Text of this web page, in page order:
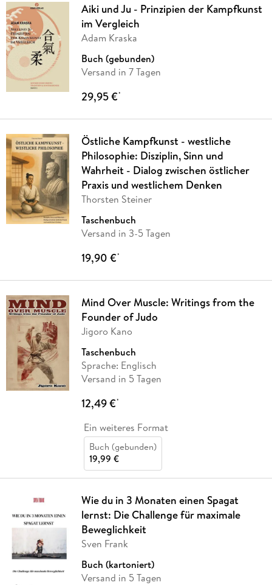
Aiki und Ju - Prinzipien der Kampfkunst
im Vergleich
Adam Kraska
Buch (gebunden)
Versand in 7 Tagen
29,95 €*
Östliche Kampfkunst - westliche
Philosophie: Disziplin, Sinn und
Wahrheit - Dialog zwischen östlicher
Praxis und westlichem Denken
Thorsten Steiner
Taschenbuch
Versand in 3-5 Tagen
19,90 €*
Mind Over Muscle: Writings from the
Founder of Judo
Jigoro Kano
Taschenbuch
Sprache: Englisch
Versand in 5 Tagen
12,49 €*
Ein weiteres Format
Buch (gebunden)
19,99 €
Wie du in 3 Monaten einen Spagat
lernst: Die Challenge für maximale
Beweglichkeit
Sven Frank
Buch (kartoniert)
Versand in 5 Tagen